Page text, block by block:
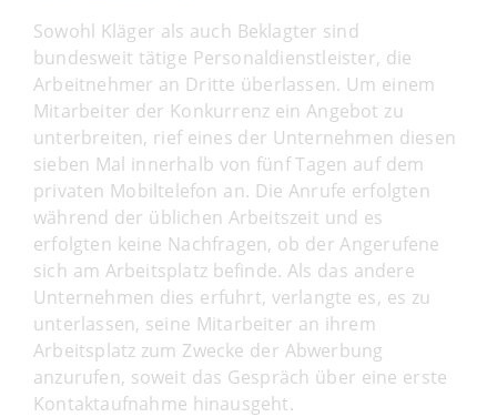
Sowohl Kläger als auch Beklagter sind
bundesweit tätige Personaldienstleister, die
Arbeitnehmer an Dritte überlassen. Um einem
Mitarbeiter der Konkurrenz ein Angebot zu
unterbreiten, rief eines der Unternehmen diesen
sieben Mal innerhalb von fünf Tagen auf dem
privaten Mobiltelefon an. Die Anrufe erfolgten
während der üblichen Arbeitszeit und es
erfolgten keine Nachfragen, ob der Angerufene
sich am Arbeitsplatz befinde. Als das andere
Unternehmen dies erfuhrt, verlangte es, es zu
unterlassen, seine Mitarbeiter an ihrem
Arbeitsplatz zum Zwecke der Abwerbung
anzurufen, soweit das Gespräch über eine erste
Kontaktaufnahme hinausgeht.